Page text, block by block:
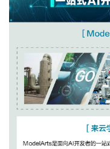
发
我
的
我